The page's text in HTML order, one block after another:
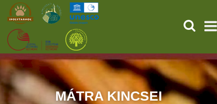
KEZDŐOLDAL
ŐSVILÁGI POMPEJIMÁTRA KINCSEI